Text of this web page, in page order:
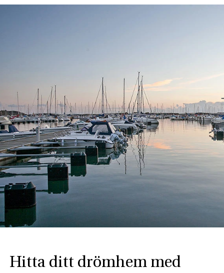
Hitta ditt drömhem med